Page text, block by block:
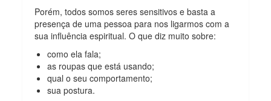
Porém, todos somos seres sensitivos e basta a
presença de uma pessoa para nos ligarmos com a
sua influência espiritual. O que diz muito sobre:
como ela fala;
as roupas que está usando;
qual o seu comportamento;
sua postura.